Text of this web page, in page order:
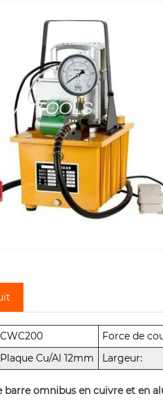
CWC200 Force de
Plaque Cu/Al 12mm Largeur:
barre omnibus en cuivre et en